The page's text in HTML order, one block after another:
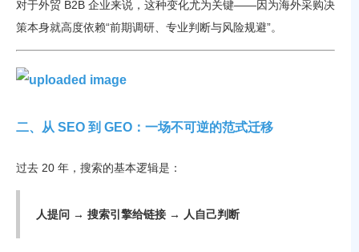
对于外贸 B2B 企业来说，这种变化尤为关键——因为海外采购决
策本身就高度依赖“前期调研、专业判断与风险规避”。
二、从 SEO 到 GEO：一场不可逆的范式迁移
过去 20 年，搜索的基本逻辑是：
人提问 → 搜索引擎给链接 → 人自己判断